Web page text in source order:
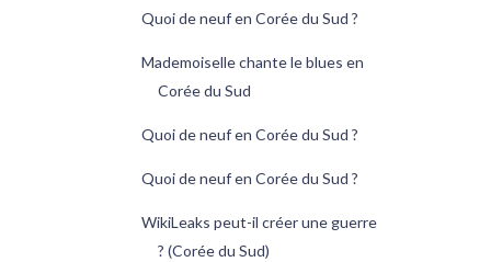
Quoi de neuf en Corée du Sud ?
Mademoiselle chante le blues en
Corée du Sud
Quoi de neuf en Corée du Sud ?
Quoi de neuf en Corée du Sud ?
WikiLeaks peut-il créer une guerre
? (Corée du Sud)